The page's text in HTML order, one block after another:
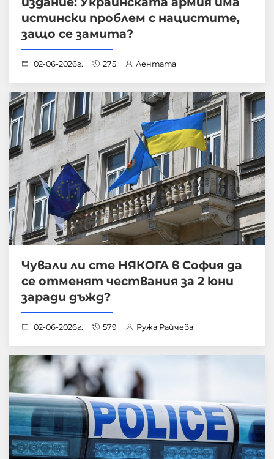
истински проблем с нацистите,
защо се замита?
02-06-2026г. 275 Лентата
Чували ли сте НЯКОГА в София да
се отменят чествания за 2 юни
заради дъжд?
02-06-2026г. 579 Ружа Райчева